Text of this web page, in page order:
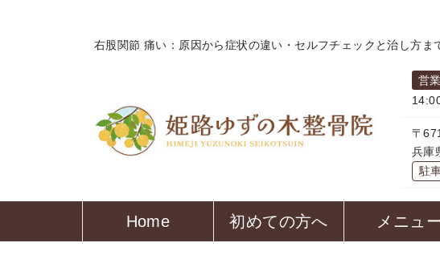
右股関節 痛い：原因から症状の違い・セルフチェックと治し方ま
営
〒
兵庫
駐
Home 初めての方へ メニュ